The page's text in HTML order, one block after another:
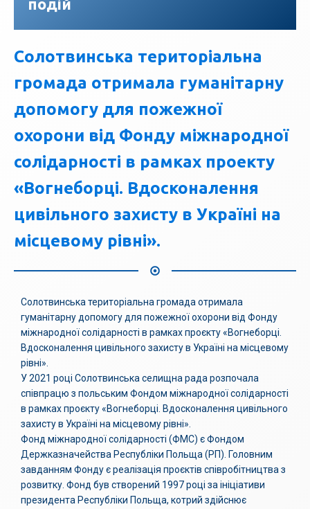
подій
Солотвинська територіальна
громада отримала гуманітарну
допомогу для пожежної
охорони від Фонду міжнародної
солідарності в рамках проекту
«Вогнеборці. Вдосконалення
цивільного захисту в Україні на
місцевому рівні».
Солотвинська територіальна громада отримала
гуманітарну допомогу для пожежної охорони від Фонду
міжнародної солідарності в рамках проєкту «Вогнеборці.
Вдосконалення цивільного захисту в Україні на місцевому
рівні».
У 2021 році Солотвинська селищна рада розпочала
співпрацю з польським Фондом міжнародної солідарності
в рамках проєкту «Вогнеборці. Вдосконалення цивільного
захисту в Україні на місцевому рівні».
Фонд міжнародної солідарності (ФМС) є Фондом
Держказначейства Республіки Польща (РП). Головним
завданням Фонду є реалізація проєктів співробітництва з
розвитку. Фонд був створений 1997 році за ініціативи
президента Республіки Польща, котрий здійснює